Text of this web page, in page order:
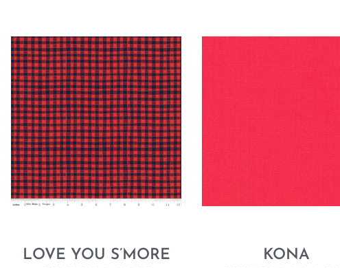
KONA
LOVE YOU S’MORE